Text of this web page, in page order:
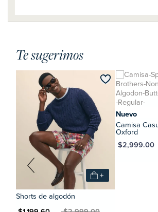
Te sugerimos
+
Shorts de algodón
Nuevo
Camisa
Oxford
MXN $2,999.00